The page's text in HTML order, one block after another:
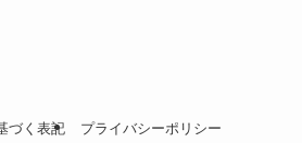
づく表記 プライバシーポリシー